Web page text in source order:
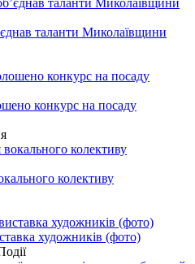
таланти Миколаївщини
конкурс на посаду
колективу
художників (фото)